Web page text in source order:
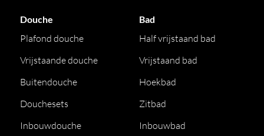
Douche
Plafond douche
Vrijstaande douche
Buitendouche
Douchesets
Inbouwdouche
Bad
Half vrijstaand bad
Vrijstaand bad
Hoekbad
Zitbad
Inbouwbad